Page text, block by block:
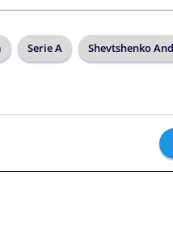
Serie A Shevtshenko